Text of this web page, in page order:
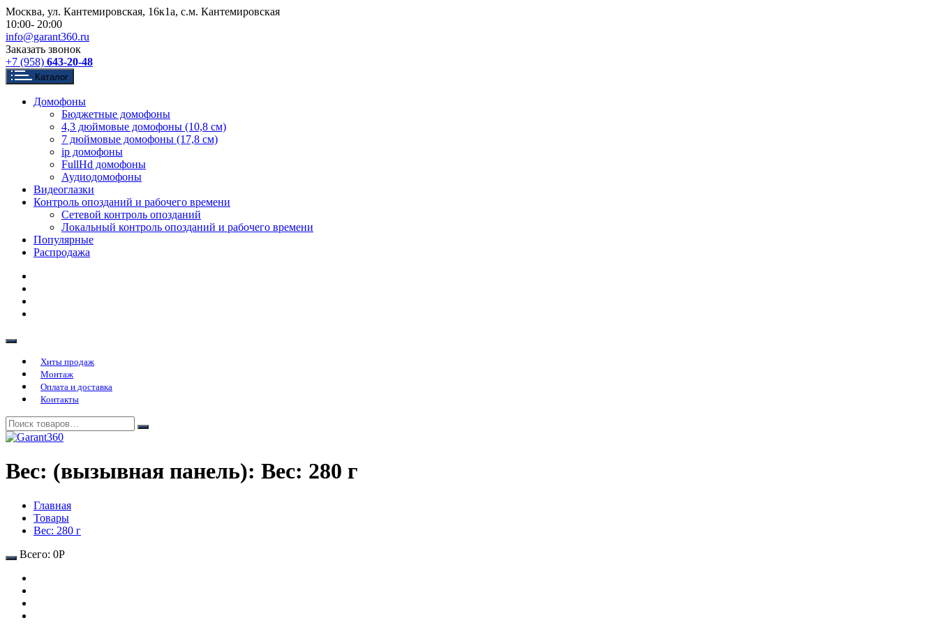
Перейти
к
содержимому
Москва, ул. Кантемировская, 16к1а, с.м. Кантемировская
10:00- 20:00
info@garant360.ru
Заказать звонок
+7 (958) 643-20-48
Каталог
Домофоны
Бюджетные домофоны
4,3 дюймовые домофоны (10,8 см)
7 дюймовые домофоны (17,8 см)
ip домофоны
FullHd домофоны
Аудиодомофоны
Видеоглазки
Контроль опозданий и рабочего времени
Сетевой контроль опозданий
Локальный контроль опозданий и рабочего времени
Популярные
Распродажа
Хиты продаж
Монтаж
Оплата и доставка
Контакты
Вес: (вызывная панель): Вес: 280 г
Главная
Товары
Вес: 280 г
Всего: 0Р